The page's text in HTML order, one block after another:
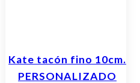
Kate tacón fino 10cm.
PERSONALIZADO